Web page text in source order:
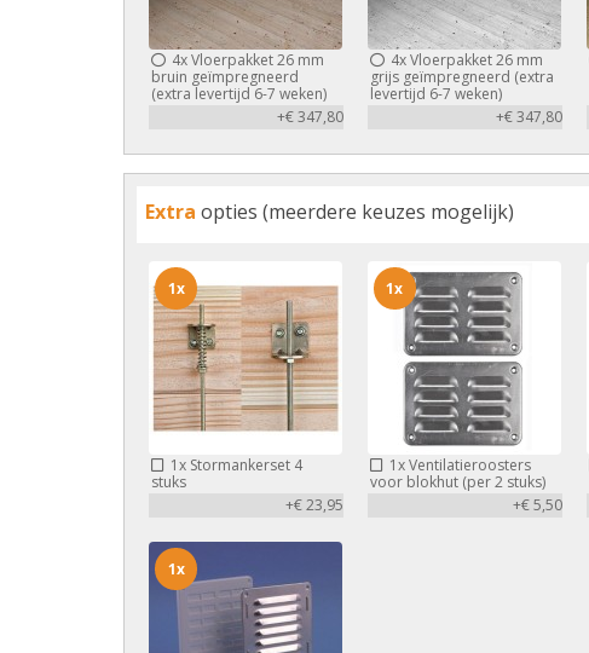
4xVloerpakket 26 mm
bruin geïmpregneerd
(extra levertijd 6-7 weken)
+€ 347,80
4xVloerpakket 26 mm
grijs geïmpregneerd (extra
levertijd 6-7 weken)
+€ 347,80
Extra opties (meerdere keuzes mogelijk)
1x Stormankerset 4
stuks
+€ 23,95
1x
1xVentilatieroosters
voor blokhut (per 2 stuks)
+€ 5,50
1x
1x